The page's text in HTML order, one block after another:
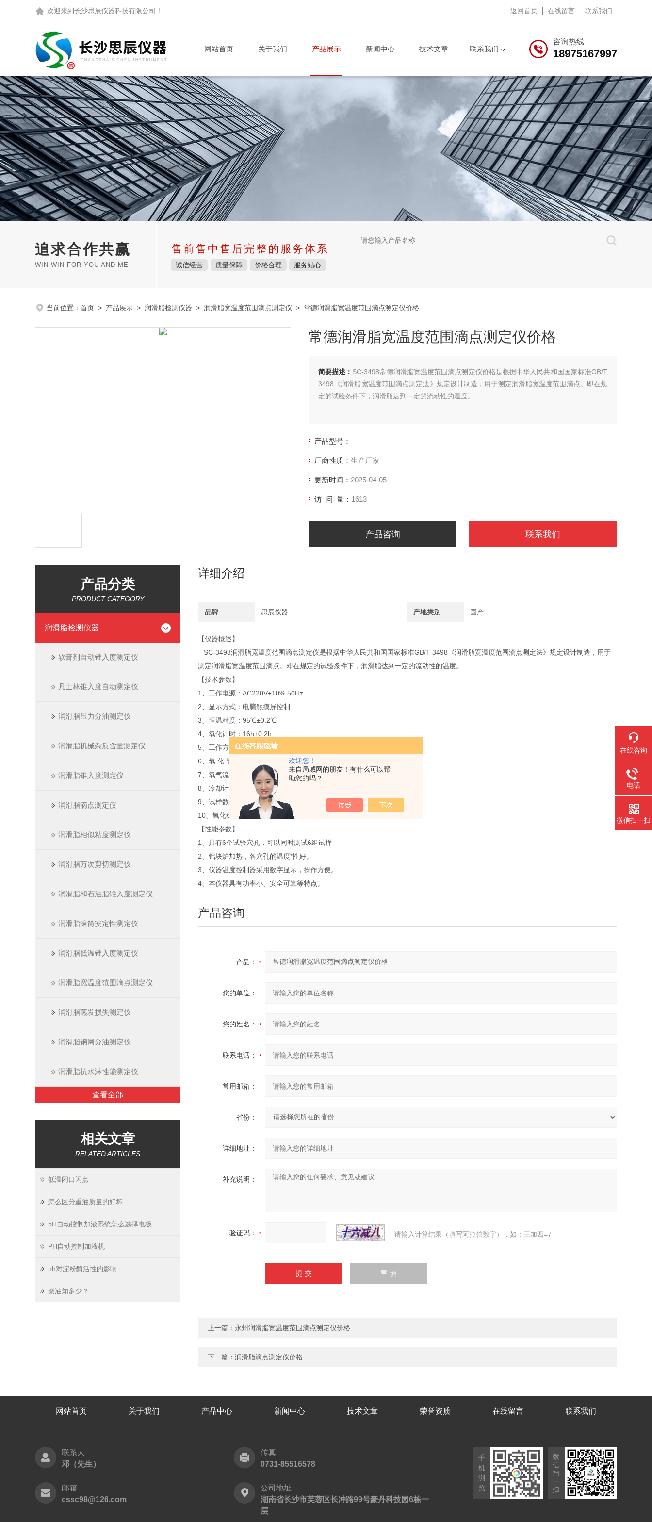
欢迎您！
来自局域网的朋友！有什么可以帮
助您的吗？
欢迎来到 长沙思辰仪器科技有限公司 ！ 返回首页 在线留言 联系我们
咨询热线
18975167997
网站首页 关于我们 产品展示 新闻中心 技术文章 联系我们
追求合作共赢
WIN WIN FOR YOU AND ME
售前售中售后完整的服务体系
诚信经营 质量保障 价格合理 服务贴心
当前位置： 首页 > 产品展示 > 润滑脂检测仪器 > 润滑脂宽温度范围滴点测定仪 > 常德润滑脂宽温度范围滴点测定仪价格
常德润滑脂宽温度范围滴点测定仪价格
简要描述： SC-3498常德润滑脂宽温度范围滴点测定仪价格是根据中华人民共和国国家标准GB/T
3498《润滑脂宽温度范围滴点测定法》规定设计制造，用于测定润滑脂宽温度范围滴点。即在规
定的试验条件下，润滑脂达到一定的流动性的温度。
产品型号：
厂商性质： 生产厂家
更新时间： 2025-04-05
访 问 量： 1613
产品咨询 联系我们
产品分类
PRODUCT CATEGORY
润滑脂检测仪器
软膏剂自动锥入度测定仪
凡士林锥入度自动测定仪
润滑脂压力分油测定仪
润滑脂机械杂质含量测定仪
润滑脂锥入度测定仪
润滑脂滴点测定仪
润滑脂相似粘度测定仪
润滑脂万次剪切测定仪
润滑脂和石油脂锥入度测定仪
润滑脂滚筒安定性测定仪
润滑脂低温锥入度测定仪
润滑脂宽温度范围滴点测定仪
润滑脂蒸发损失测定仪
润滑脂钢网分油测定仪
润滑脂抗水淋性能测定仪
查看全部
相关文章
RELATED ARTICLES
低温闭口闪点
怎么区分重油质量的好坏
pH自动控制加液系统怎么选择电极
PH自动控制加液机
ph对淀粉酶活性的影响
柴油知多少？
详细介绍
品牌 思辰仪器 产地类别 国产
【仪器概述】
SC-3498润滑脂宽温度范围滴点测定仪是根据中华人民共和国国家标准GB/T 3498《润滑脂宽温度范围滴点测定法》规定设计制造，用于
测定润滑脂宽温度范围滴点。即在规定的试验条件下，润滑脂达到一定的流动性的温度。
【技术参数】
1、工作电源：AC220V±10% 50Hz
2、显示方式：电脑触摸屏控制
3、恒温精度：95℃±0.2℃
4、氧化计时：16h±0.2h
5、工作方式：自动加温，自动控温
6、氧 化 管：硼硅玻璃材质，符合SH/T0175标准
7、氧气流量：50±5ml/min
8、冷却计时：≤4h
9、试样数量：6路，同时可作6个试样
10、氧化稳压阀：在流量计前配有稳压阀
【性能参数】
1、具有6个试验穴孔，可以同时测试6组试样
2、铝块炉加热，各穴孔的温度*性好。
3、仪器温度控制器采用数字显示，操作方便。
4、本仪器具有功率小、安全可靠等特点。
产品咨询
产品：
您的单位：
您的姓名：
联系电话：
常用邮箱：
省份：
详细地址：
补充说明：
验证码： 请输入计算结果（填写阿拉伯数字），如：三加四=7
上一篇： 永州润滑脂宽温度范围滴点测定仪价格
下一篇： 润滑脂滴点测定仪价格
网站首页 关于我们 产品中心 新闻中心 技术文章 荣誉资质 在线留言 联系我们
联系人
邓（先生）
传真
0731-85516578
邮箱
cssc98@126.com
公司地址
湖南省长沙市芙蓉区长冲路99号豪丹科技园6栋一
层
手
机
浏
览
微
信
扫
一
扫
在线咨询
电话
微信扫一扫